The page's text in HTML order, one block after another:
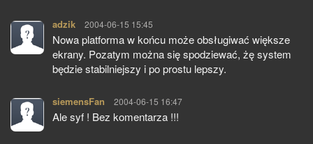
adzik pisze:
2004-06-15 15:45
Nowa platforma w końcu może obsługiwać większe
ekrany. Pozatym można się spodziewać, żę system
będzie stabilniejszy i po prostu lepszy.
siemensFan pisze:
2004-06-15 16:47
Ale syf ! Bez komentarza !!!